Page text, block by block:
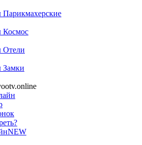
Космос
Отели
Замки
NEW